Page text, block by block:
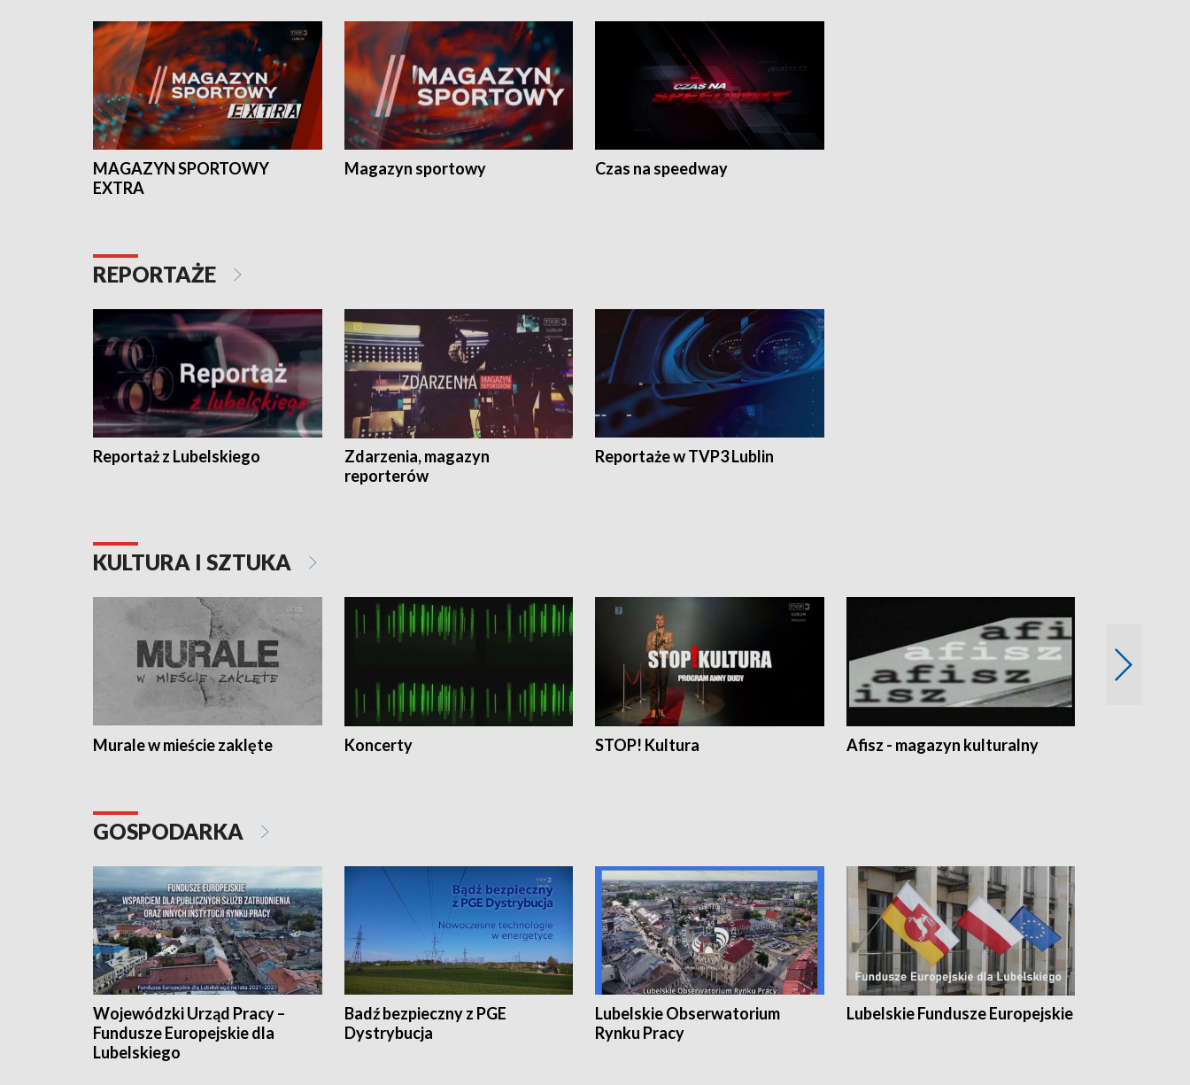
MAGAZYN SPORTOWY
EXTRA
Magazyn sportowy Czas na speedway
REPORTAŻE
Reportaż z Lubelskiego
Zdarzenia, magazyn
reporterów
Reportaże w TVP3 Lublin
KULTURA I SZTUKA
Murale w mieście zaklęte Koncerty STOP! Kultura Afisz - magazyn kulturalny
GOSPODARKA
Wojewódzki Urząd Pracy –
Fundusze Europejskie dla
Lubelskiego
Badź bezpieczny z PGE
Dystrybucja
Lubelskie Obserwatorium
Rynku Pracy
Lubelskie Fundusze Europejskie